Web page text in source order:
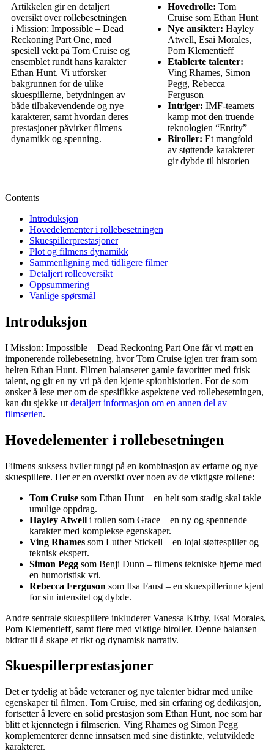
Artikkelen gir en detaljert
oversikt over rollebesetningen
i Mission: Impossible – Dead
Reckoning Part One, med
spesiell vekt på Tom Cruise og
ensemblet rundt hans karakter
Ethan Hunt. Vi utforsker
bakgrunnen for de ulike
skuespillerne, betydningen av
både tilbakevendende og nye
karakterer, samt hvordan deres
prestasjoner påvirker filmens
dynamikk og spenning.
Hovedrolle: Tom
Cruise som Ethan Hunt
Nye ansikter: Hayley
Atwell, Esai Morales,
Pom Klementieff
Etablerte talenter:
Ving Rhames, Simon
Pegg, Rebecca
Ferguson
Intriger: IMF-teamets
kamp mot den truende
teknologien “Entity”
Biroller: Et mangfold
av støttende karakterer
gir dybde til historien
Contents
Introduksjon
Hovedelementer i rollebesetningen
Skuespillerprestasjoner
Plot og filmens dynamikk
Sammenligning med tidligere filmer
Detaljert rolleoversikt
Oppsummering
Vanlige spørsmål
Introduksjon
I Mission: Impossible – Dead Reckoning Part One får vi møtt en
imponerende rollebesetning, hvor Tom Cruise igjen trer fram som
helten Ethan Hunt. Filmen balanserer gamle favoritter med frisk
talent, og gir en ny vri på den kjente spionhistorien. For de som
ønsker å lese mer om de spesifikke aspektene ved rollebesetningen,
kan du sjekke ut detaljert informasjon om en annen del av
filmserien.
Hovedelementer i rollebesetningen
Filmens suksess hviler tungt på en kombinasjon av erfarne og nye
skuespillere. Her er en oversikt over noen av de viktigste rollene:
Tom Cruise som Ethan Hunt – en helt som stadig skal takle
umulige oppdrag.
Hayley Atwell i rollen som Grace – en ny og spennende
karakter med komplekse egenskaper.
Ving Rhames som Luther Stickell – en lojal støttespiller og
teknisk ekspert.
Simon Pegg som Benji Dunn – filmens tekniske hjerne med
en humoristisk vri.
Rebecca Ferguson som Ilsa Faust – en skuespillerinne kjent
for sin intensitet og dybde.
Andre sentrale skuespillere inkluderer Vanessa Kirby, Esai Morales,
Pom Klementieff, samt flere med viktige biroller. Denne balansen
bidrar til å skape et rikt og dynamisk narrativ.
Skuespillerprestasjoner
Det er tydelig at både veteraner og nye talenter bidrar med unike
egenskaper til filmen. Tom Cruise, med sin erfaring og dedikasjon,
fortsetter å levere en solid prestasjon som Ethan Hunt, noe som har
blitt et kjennetegn i filmserien. Ving Rhames og Simon Pegg
komplementerer denne innsatsen med sine distinkte, velutviklede
karakterer.